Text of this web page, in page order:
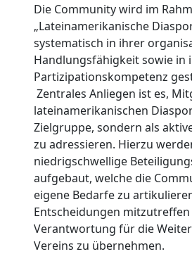
Die Community wird im
„Lateinamerikanische
systematisch in ihrer
Handlungsfähigkeit sowie in
Partizipationskompetenz
Zentrales Anliegen ist es,
lateinamerikanischen
Zielgruppe, sondern als
zu adressieren. Hierzu
niedrigschwellige
aufgebaut, welche die
eigene Bedarfe zu
Entscheidungen
Verantwortung für die
Vereins zu übernehmen.